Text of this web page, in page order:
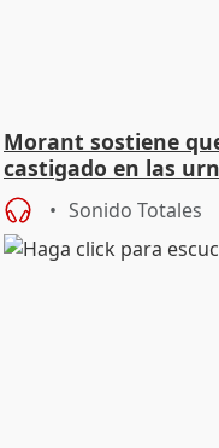
Morant sostiene
castigado en las
cambio"
Sonido Totales